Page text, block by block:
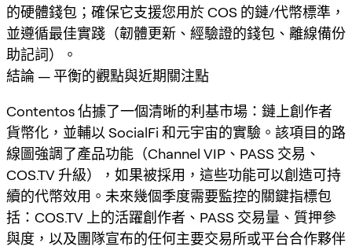
的硬體錢包；確保它支援您用於 COS 的鏈/代幣標準，
並遵循最佳實踐（韌體更新、經驗證的錢包、離線備份
助記詞）。
結論 — 平衡的觀點與近期關注點
Contentos 佔據了一個清晰的利基市場：鏈上創作者
貨幣化，並輔以 SocialFi 和元宇宙的實驗。該項目的路
線圖強調了產品功能（Channel VIP、PASS 交易、
COS.TV 升級），如果被採用，這些功能可以創造可持
續的代幣效用。未來幾個季度需要監控的關鍵指標包
括：COS.TV 上的活躍創作者、PASS 交易量、質押參
與度，以及團隊宣布的任何主要交易所或平台合作夥伴